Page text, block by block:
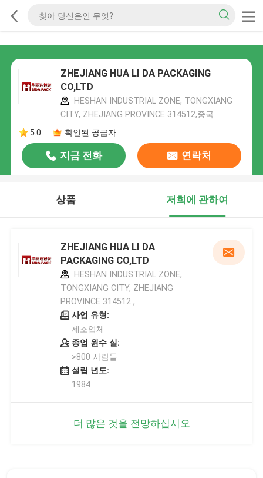
ZHEJIANG HUA LI DA PACKAGING
CO,LTD
HESHAN INDUSTRIAL ZONE, TONGXIANG
CITY, ZHEJIANG PROVINCE 314512,중국
5.0
확인된 공급자
지금 전화 연락처
상품 저희에 관하여
ZHEJIANG HUA LI DA
PACKAGING CO,LTD
HESHAN INDUSTRIAL ZONE,
TONGXIANG CITY, ZHEJIANG
PROVINCE 314512 ,
사업 유형:
제조업체
종업 원수 실:
>800 사람들
설립 년도:
1984
더 많은 것을 전망하십시오